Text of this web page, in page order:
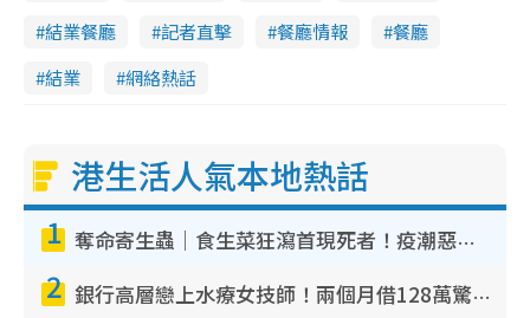
結業餐廳
記者直擊 餐廳情報
餐廳
結業
網絡熱話
港生活人氣本地熱話
1 奪命寄生蟲｜食生菜狂瀉首現死者！疫潮惡化錄1.8萬宗病例 揭洗菜3大謬誤
2 銀行高層戀上水療女技師！兩個月借128萬驚覺「沉船」沉落火海 揭背後疑似邪教操控賣淫